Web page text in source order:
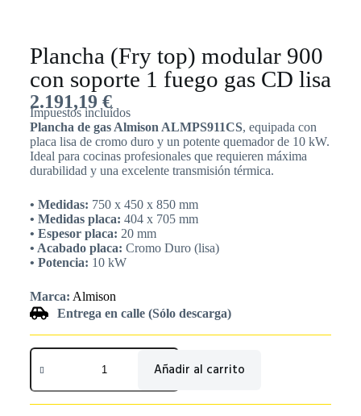
Plancha (Fry top) modular 900
con soporte 1 fuego gas CD lisa
2.191,19 €
Impuestos incluídos
Plancha de gas Almison ALMPS911CS, equipada con
placa lisa de cromo duro y un potente quemador de 10 kW.
Ideal para cocinas profesionales que requieren máxima
durabilidad y una excelente transmisión térmica.
• Medidas: 750 x 450 x 850 mm
• Medidas placa: 404 x 705 mm
• Espesor placa: 20 mm
• Acabado placa: Cromo Duro (lisa)
• Potencia: 10 kW
Marca: Almison
Entrega en calle (Sólo descarga)
Añadir al carrito